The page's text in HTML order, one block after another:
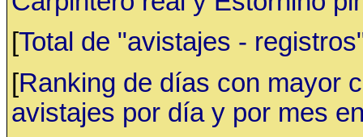
[Total de "avistajes -
[Ranking de días con mayor
avistajes por día y por mes